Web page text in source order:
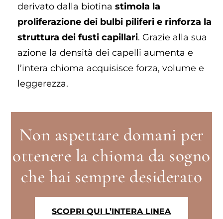
derivato dalla biotina stimola la
proliferazione dei bulbi piliferi e rinforza la
struttura dei fusti capillari. Grazie alla sua
azione la densità dei capelli aumenta e
l’intera chioma acquisisce forza, volume e
leggerezza.
Non aspettare domani per
ottenere la chioma da sogno
che hai sempre desiderato
SCOPRI QUI L’INTERA LINEA